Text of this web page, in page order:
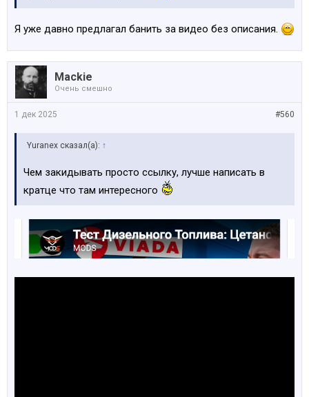
Я уже давно предлагал банить за видео без описания.
Mackie
Очень смешно
#560
1 дек 2025
Yuranex сказал(а): ↑
Чем закидывать просто ссылку, лучше написать в
кратце что там интересного